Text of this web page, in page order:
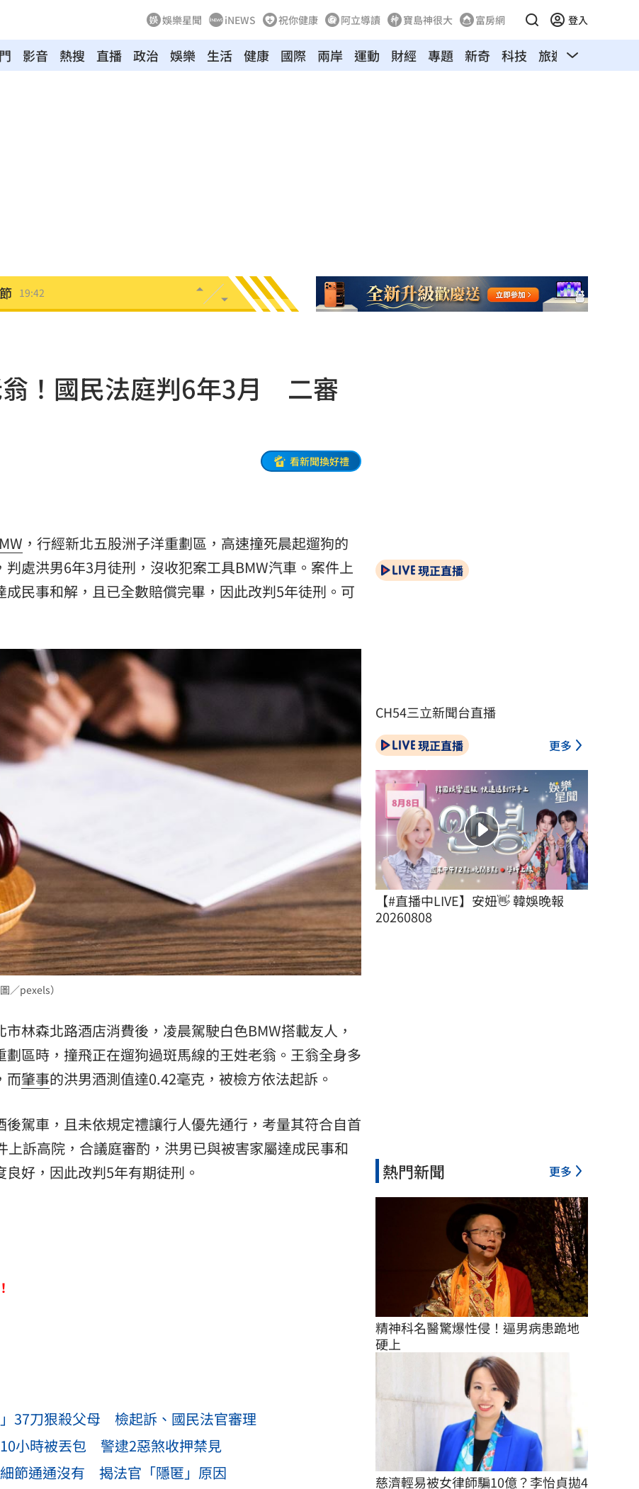
娛樂星聞 iNEWS 祝你健康 阿立導讀 寶島神很大 富房網 登入
影音 熱搜 直播 政治 娛樂 生活 健康 國際 兩岸 運動 財經 專題 新奇 科技 旅遊 汽車
19:38
帳 19:29
情 19:03
19:03
18:57
翻 18:53
辭 18:52
形 12:00
氣 12:00
！ 10:30
潮 10:00
！國民法庭判6年3月 二審
看新聞換好禮
，行經新北五股洲子洋重劃區，高速撞死晨起遛狗的
處洪男6年3月徒刑，沒收犯案工具BMW汽車。案件上
成民事和解，且已全數賠償完畢，因此改判5年徒刑。可
／pexels）
林森北路酒店消費後，凌晨駕駛白色BMW搭載友人，
區時，撞飛正在遛狗過斑馬線的王姓老翁。王翁全身多
而肇事的洪男酒測值達0.42毫克，被檢方依法起訴。
駕車，且未依規定禮讓行人優先通行，考量其符合自首
訴高院，合議庭審酌，洪男已與被害家屬達成民事和
好，因此改判5年有期徒刑。
37刀狠殺父母 檢起訴、國民法官審理
小時被丟包 警逮2惡煞收押禁見
節通通沒有 揭法官「隱匿」原因
現正直播
CH54三立新聞台直播
現正直播 更多
【#直播中LIVE】安妞👋 韓娛晚報
20260808
熱門新聞 更多
精神科名醫驚爆性侵！逼男病患跪地
硬上
慈濟輕易被女律師騙10億？李怡貞拋4